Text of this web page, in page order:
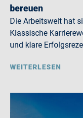
bereuen
Die Arbeitswelt hat
Klassische
und klare
WEITERLESEN